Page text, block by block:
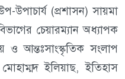
উপাচার্য (প্রশাসন) সায়মা
চেয়ারম্যান অধ্যাপক
আন্তঃসাংস্কৃতিক সংলাপ
ইলিয়াছ, ইতিহাস